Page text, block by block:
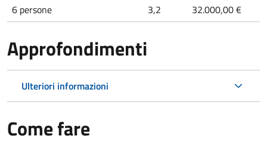
6 persone
3,2 32.000,00 €
Approfondimenti
Ulteriori informazioni
Come fare